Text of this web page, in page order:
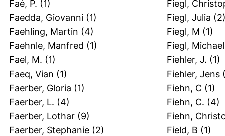
Faé, P. (1)
Faedda, Giovanni (1)
Faehling, Martin (4)
Faehnle, Manfred (1)
Fael, M. (1)
Faeq, Vian (1)
Faerber, Gloria (1)
Faerber, L. (4)
Faerber, Lothar (9)
Faerber, Stephanie (2)
Fiegl,
Fiegl, Julia
Fiegl, M (1)
Fiegl, Michael
Fiehler, J. (1)
Fiehler, Jens
Fiehn, C (1)
Fiehn, C. (4)
Fiehn,
Field, B (1)